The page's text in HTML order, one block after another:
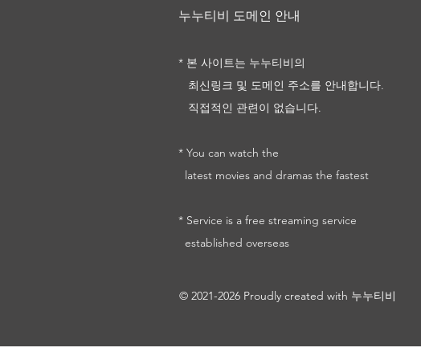
누누티비 도메인 안내
* 본 사이트는 누누티비의
최신링크 및 도메인 주소를 안내합니다.
직접적인 관련이 없습니다.
* You can watch the
latest movies and dramas the fastest
* Service is a free streaming service
established overseas
© 2021-2026 Proudly created with 누누티비